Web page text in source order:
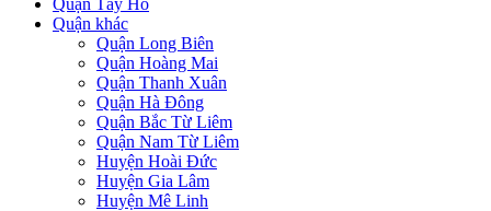
Quận khác
Quận Long Biên
Quận Hoàng Mai
Quận Thanh Xuân
Quận Hà Đông
Quận Bắc Từ Liêm
Quận Nam Từ Liêm
Huyện Hoài Đức
Huyện Gia Lâm
Huyện Mê Linh